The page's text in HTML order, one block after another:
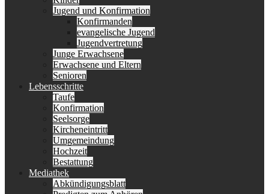
Jugend und Konfirmation
Konfirmanden
evangelische Jugend
Jugendvertretung
Junge Erwachsene
Erwachsene und Eltern
Senioren
Lebensschritte
Taufe
Konfirmation
Seelsorge
Kircheneintritt
Umgemeindung
Hochzeit
Bestattung
Mediathek
Abkündigungsblatt